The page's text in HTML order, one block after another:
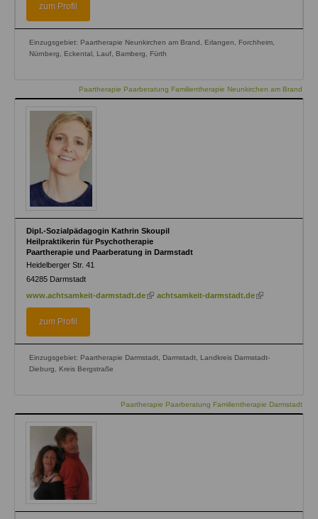
zum Profil
Einzugsgebiet: Paartherapie Neunkirchen am Brand, Erlangen, Forchheim,
Nürnberg, Eckental, Lauf, Bamberg, Fürth
Paartherapie Paarberatung Familientherapie Neunkirchen am Brand
Dipl.-Sozialpädagogin Kathrin Skoupil
Heilpraktikerin für Psychotherapie
Paartherapie und Paarberatung in Darmstadt
Heidelberger Str. 41
64285 Darmstadt
www.achtsamkeit-darmstadt.de(linkachtsamkeit-darmstadt.de(link
zum Profil
Einzugsgebiet: Paartherapie Darmstadt, Darmstadt, Landkreis Darmstadt-
Dieburg, Kreis Bergstraße
Paartherapie Paarberatung Familientherapie Darmstadt